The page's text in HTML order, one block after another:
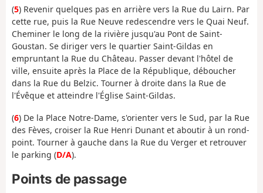
(5) Revenir quelques pas en arrière vers la Rue du Lairn. Par
cette rue, puis la Rue Neuve redescendre vers le Quai Neuf.
Cheminer le long de la rivière jusqu'au Pont de Saint-
Goustan. Se diriger vers le quartier Saint-Gildas en
empruntant la Rue du Château. Passer devant l'hôtel de
ville, ensuite après la Place de la République, déboucher
dans la Rue du Belzic. Tourner à droite dans la Rue de
l'Évêque et atteindre l'Église Saint-Gildas.
(6) De la Place Notre-Dame, s'orienter vers le Sud, par la Rue
des Fèves, croiser la Rue Henri Dunant et aboutir à un rond-
point. Tourner à gauche dans la Rue du Verger et retrouver
le parking (D/A).
Points de passage